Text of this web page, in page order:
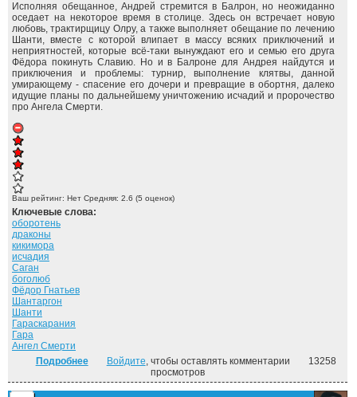
Исполняя обещанное, Андрей стремится в Балрон, но неожиданно
оседает на некоторое время в столице. Здесь он встречает новую
любовь, трактирщицу Олру, а также выполняет обещание по лечению
Шанти, вместе с которой влипает в массу всяких приключений и
неприятностей, которые всё-таки вынуждают его и семью его друга
Фёдора покинуть Славию. Но и в Балроне для Андрея найдутся и
приключения и проблемы: турнир, выполнение клятвы, данной
умирающему - спасение его дочери и превращие в обортня, далеко
идущие планы по дальнейшему уничтожению исчадий и пророчество
про Ангела Смерти.
Ваш рейтинг: Нет Средняя: 2.6 (5 оценок)
Ключевые слова:
оборотень
драконы
кикимора
исчадия
Саган
боголюб
Фёдор Гнатьев
Шантаргон
Шанти
Гараскарания
Гара
Ангел Смерти
Подробнеео Путь к цели. ("Монах" - 2)
Войдите, чтобы оставлять комментарии
13258
просмотров